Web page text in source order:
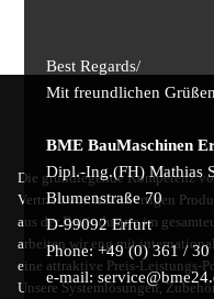
Best Regards/
Mit freundlichen Grüßen
BME BauMaschinen
Dipl.-Ing.(FH) Mathias
Blumenstraße 70
D-99092 Erfurt
Phone: +49 (0) 361 /
e-mail:
Die grundlegende Kompetenz
Vertrieb von hochwertigen
aus der Bauindustrie im
arbeiten wir eng mit
eine attraktive Preis-Leistungs-
Unsere Systemlösungen,